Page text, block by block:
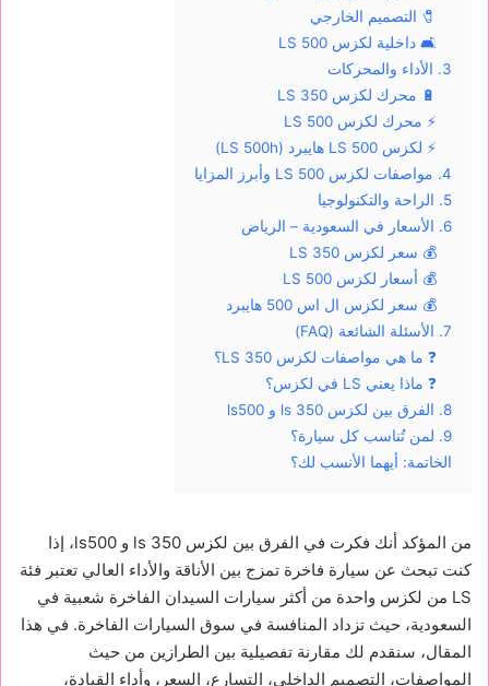
🧷 التصميم الخارجي
🛋️ داخلية لكزس LS 500
3. الأداء والمحركات
🔋 محرك لكزس LS 350
⚡ محرك لكزس LS 500
⚡ لكزس LS 500 هايبرد (LS 500h)
4. مواصفات لكزس LS 500 وأبرز المزايا
5. الراحة والتكنولوجيا
6. الأسعار في السعودية – الرياض
💰 سعر لكزس LS 350
💰 أسعار لكزس LS 500
💰 سعر لكزس ال اس 500 هايبرد
7. الأسئلة الشائعة (FAQ)
❓ ما هي مواصفات لكزس LS 350؟
❓ ماذا يعني LS في لكزس؟
8. الفرق بين لكزس ls 350 و ls500
9. لمن تُناسب كل سيارة؟
الخاتمة: أيهما الأنسب لك؟
من المؤكد أنك فكرت في الفرق بين لكزس ls 350 و ls500، إذا
كنت تبحث عن سيارة فاخرة تمزج بين الأناقة والأداء العالي تعتبر فئة
LS من لكزس واحدة من أكثر سيارات السيدان الفاخرة شعبية في
السعودية، حيث تزداد المنافسة في سوق السيارات الفاخرة. في هذا
المقال، سنقدم لك مقارنة تفصيلية بين الطرازين من حيث
المواصفات، التصميم الداخلي، التسارع، السعر، وأداء القيادة،